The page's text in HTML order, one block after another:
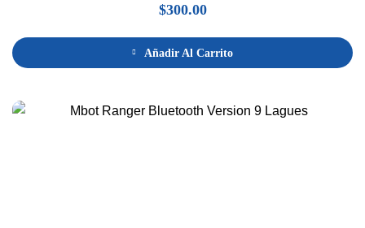
$300.00
Añadir Al Carrito